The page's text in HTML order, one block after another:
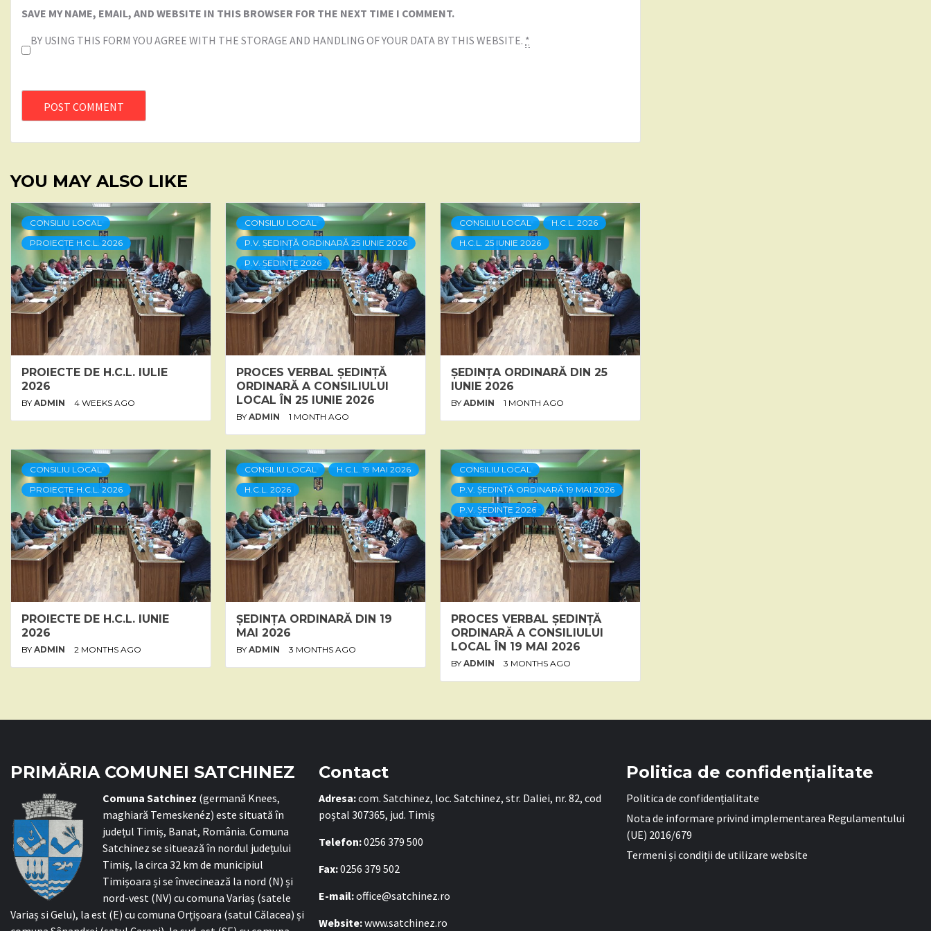
SAVE MY NAME, EMAIL, AND WEBSITE IN THIS BROWSER FOR THE NEXT TIME I COMMENT.
BY USING THIS FORM YOU AGREE WITH THE STORAGE AND HANDLING OF YOUR DATA BY THIS WEBSITE. *
YOU MAY ALSO LIKE
CONSILIU LOCAL
PROIECTE H.C.L. 2026
PROIECTE DE H.C.L. IULIE
2026
BY ADMIN 4 WEEKS AGO
CONSILIU LOCAL
P.V. ȘEDINȚĂ ORDINARĂ 25 IUNIE 2026
P.V. ȘEDINȚE 2026
PROCES VERBAL ȘEDINȚĂ
ORDINARĂ A CONSILIULUI
LOCAL ÎN 25 IUNIE 2026
BY ADMIN 1 MONTH AGO
CONSILIU LOCAL
H.C.L. 2026
H.C.L. 25 IUNIE 2026
ȘEDINȚA ORDINARĂ DIN 25
IUNIE 2026
BY ADMIN 1 MONTH AGO
CONSILIU LOCAL
PROIECTE H.C.L. 2026
PROIECTE DE H.C.L. IUNIE
2026
BY ADMIN 2 MONTHS AGO
CONSILIU LOCAL
H.C.L. 19 MAI 2026
H.C.L. 2026
ȘEDINȚA ORDINARĂ DIN 19
MAI 2026
BY ADMIN 3 MONTHS AGO
CONSILIU LOCAL
P.V. ȘEDINȚĂ ORDINARĂ 19 MAI 2026
P.V. ȘEDINȚE 2026
PROCES VERBAL ȘEDINȚĂ
ORDINARĂ A CONSILIULUI
LOCAL ÎN 19 MAI 2026
BY ADMIN 3 MONTHS AGO
PRIMĂRIA COMUNEI SATCHINEZ
Comuna Satchinez (germană Knees,
maghiară Temeskenéz) este situată în
județul Timiș, Banat, România. Comuna
Satchinez se situează în nordul județului
Timiș, la circa 32 km de municipiul
Timișoara și se învecinează la nord (N) și
nord-vest (NV) cu comuna Variaș (satele
Variaș si Gelu), la est (E) cu comuna Orțișoara (satul Călacea) și
Contact
Adresa:com. Satchinez, loc. Satchinez, str. Daliei, nr. 82, cod
poștal 307365, jud. Timiș
Telefon:0256 379 500
Fax:0256 379 502
E-mail:office@satchinez.ro
Website:www.satchinez.ro
Politica de confidențialitate
Politica de confidențialitate
Nota de informare privind implementarea Regulamentului
(UE) 2016/679
Termeni și condiții de utilizare website